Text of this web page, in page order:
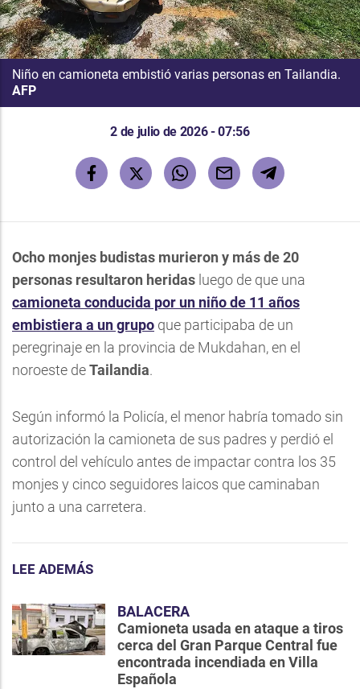
Niño en camioneta embistió varias personas en Tailandia.
AFP
2 de julio de 2026 - 07:56
Ocho monjes budistas murieron y más de 20
personas resultaron heridas luego de que una
camioneta conducida por un niño de 11 años
embistiera a un grupo que participaba de un
peregrinaje en la provincia de Mukdahan, en el
noroeste deTailandia.
Según informó la Policía, el menor habría tomado sin
autorización la camioneta de sus padres y perdió el
control del vehículo antes de impactar contra los 35
monjes y cinco seguidores laicos que caminaban
junto a una carretera.
LEE ADEMÁS
BALACERA
Camioneta usada en ataque a tiros
cerca del Gran Parque Central fue
encontrada incendiada en Villa
Española